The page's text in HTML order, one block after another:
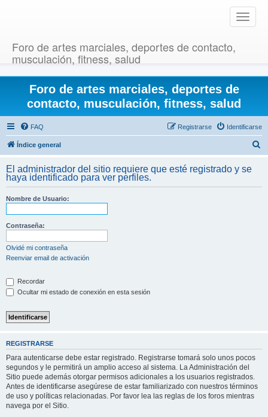
T
o
e
v
i
g
i
o
Foro de artes marciales, deportes de contacto,
musculación, fitness, salud
Foro de artes marciales, deportes de
contacto, musculación, fitness, salud
FAQ Identificarse
Registrarse
Índice general
c
El administrador del sitio requiere que esté registrado y se
haya identificado para ver perfiles.
Nombre de Usuario:
Contraseña:
Olvidé mi contraseña
Reenviar email de activación
Recordar
Ocultar mi estado de conexión en esta sesión
REGISTRARSE
Para autenticarse debe estar registrado. Registrarse tomará solo unos pocos
segundos y le permitirá un amplio acceso al sistema. La Administración del
Sitio puede además otorgar permisos adicionales a los usuarios registrados.
Antes de identificarse asegúrese de estar familiarizado con nuestros términos
de uso y políticas relacionadas. Por favor lea las reglas de los foros mientras
navega por el Sitio.